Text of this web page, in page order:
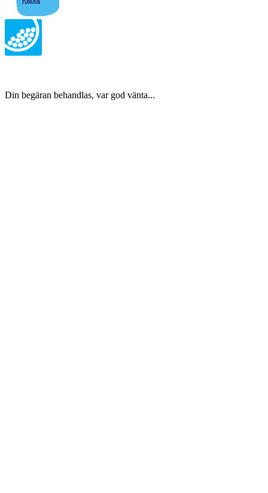
Din begäran behandlas, var god vänta...